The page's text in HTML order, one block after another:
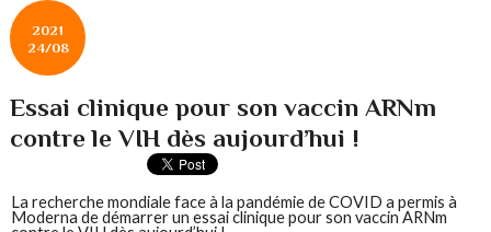
2021
24/08
Essai clinique pour son vaccin ARNm
contre le VIH dès aujourd’hui !
La recherche mondiale face à la pandémie de COVID a permis à
Moderna de démarrer un essai clinique pour son vaccin ARNm